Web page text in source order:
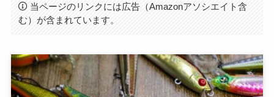
当ページのリンクには広告（Amazonアソシエイト含
む）が含まれています。